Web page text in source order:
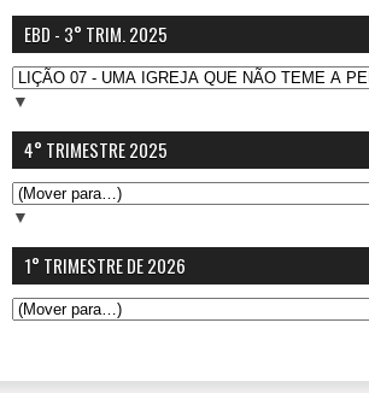
EBD - 3° TRIM. 2025
▼
4° TRIMESTRE 2025
▼
1° TRIMESTRE DE 2026